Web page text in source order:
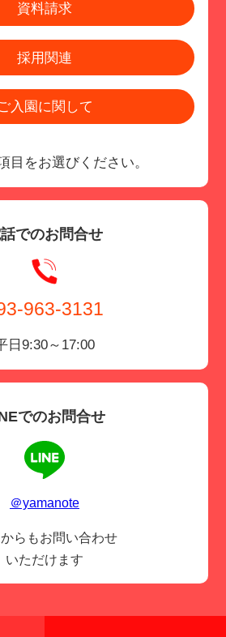
資料請求
採用関連
入園に関して
目をお選びください。
でのお問合せ
963-3131
日9:30～17:00
でのお問合せ
＠yamanote
らもお問い合わせ
いただけます